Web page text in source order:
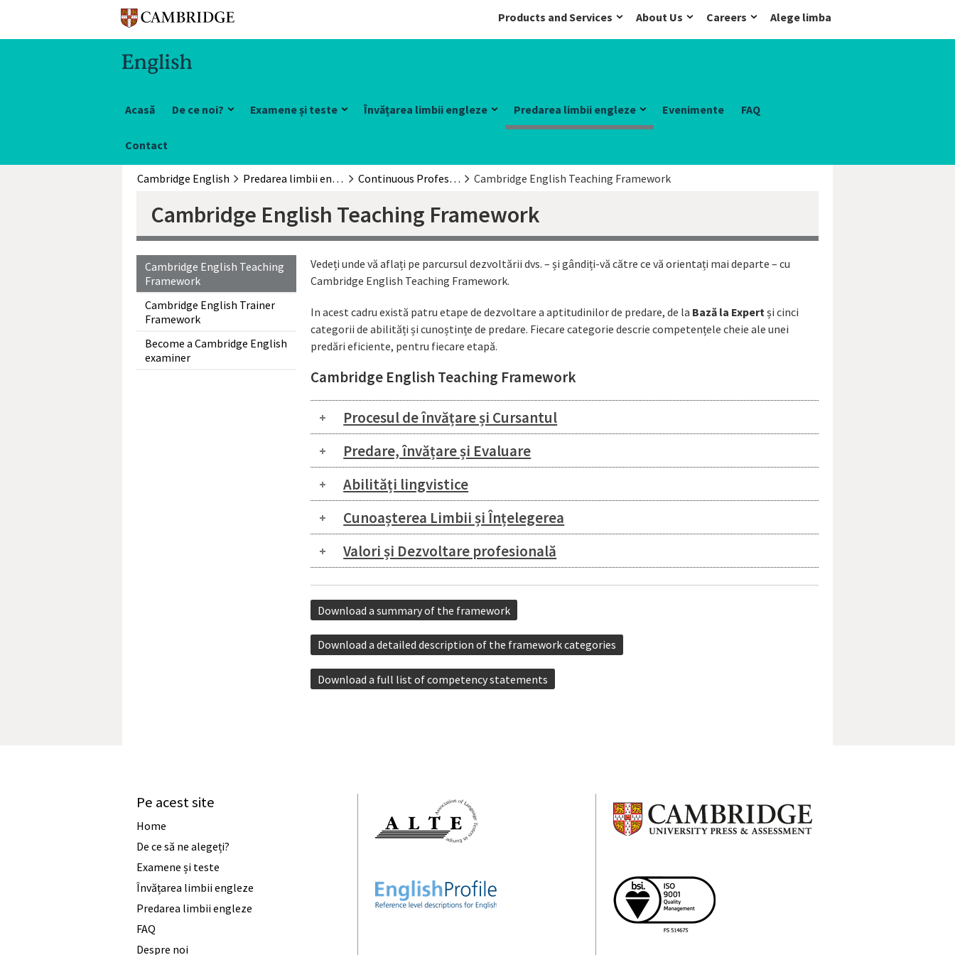
Products and Services About Us Careers Alege limba
Acasă De ce noi? Examene și teste Învățarea limbii engleze Predarea limbii engleze Evenimente FAQ
Contact
Cambridge English Predarea limbii engleze Continuous Professional Development for teachers Cambridge English Teaching Framework
Cambridge English Teaching Framework
Cambridge English Teaching
Framework
Cambridge English Trainer
Framework
Become a Cambridge English
examiner
Vedeți unde vă aflați pe parcursul dezvoltării dvs. – și gândiți-vă către ce vă orientați mai departe – cu
Cambridge English Teaching Framework.
In acest cadru există patru etape de dezvoltare a aptitudinilor de predare, de la Bază la Expert și cinci
categorii de abilități și cunoștințe de predare. Fiecare categorie descrie competențele cheie ale unei
predări eficiente, pentru fiecare etapă.
Cambridge English Teaching Framework
Procesul de învățare și Cursantul
Predare, învățare și Evaluare
Abilități lingvistice
Cunoașterea Limbii și Înțelegerea
Valori și Dezvoltare profesională
Download a summary of the framework
Download a detailed description of the framework categories
Download a full list of competency statements
Pe acest site
Home
De ce să ne alegeți?
Examene și teste
Învățarea limbii engleze
Predarea limbii engleze
FAQ
Despre noi